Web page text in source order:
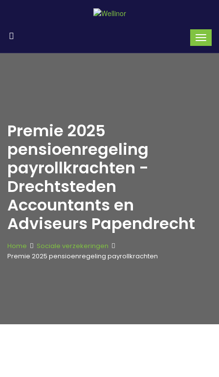
Premie 2025
pensioenregeling
payrollkrachten -
Drechtsteden
Accountants en
Adviseurs Papendrecht
Home
Sociale verzekeringen
Premie 2025 pensioenregeling payrollkrachten